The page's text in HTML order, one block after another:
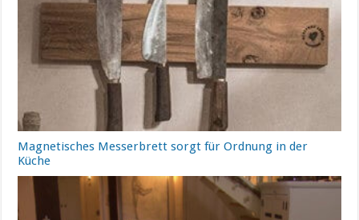
Magnetisches Messerbrett sorgt für Ordnung in der
Küche